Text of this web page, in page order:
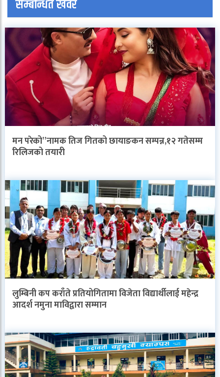
सम्बन्धित खवर
मन परेको”नामक तिज गितको छायाङकन सम्पन्न,१२ गतेसम्म
रिलिजको तयारी
लुम्बिनी कप कराँते प्रतियोगितामा विजेता विद्यार्थीलाई महेन्द्र
आदर्श नमुना माविद्वारा सम्मान